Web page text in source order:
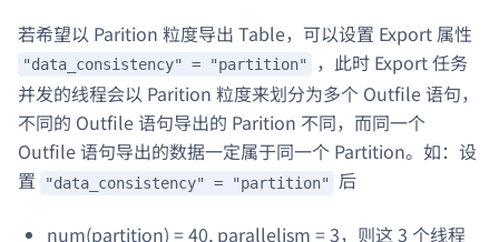
若希望以 Parition 粒度导出 Table，可以设置 Export 属性
"data_consistency" = "partition"
，此时 Export 任务
并发的线程会以 Parition 粒度来划分为多个 Outfile 语句，
不同的 Outfile 语句导出的 Parition 不同，而同一个
Outfile 语句导出的数据一定属于同一个 Partition。如：设
置
"data_consistency" = "partition" 后
num(partition) = 40, parallelism = 3，则这 3 个线程